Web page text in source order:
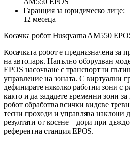
AM550 EPOS
Гаранция за юридическо лице:
12 месеца
Косачка робот Husqvarna AM550
Косачката робот е предназначена за
на автопарк. Напълно оборудван
EPOS насочване с транспортни
управление на зоната. С виртуални
дефинирате няколко работни зони с
както и да зададете временни зони за
робот обработва всички видове
тесни проходи и управлява наклони
резултати от косене – дори при
референтна станция EPOS.